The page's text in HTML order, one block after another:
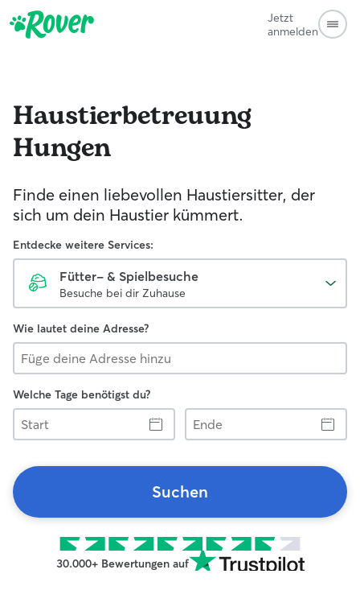
Jetzt
anmelden
Haustierbetreuung
Hungen
Finde einen liebevollen Haustiersitter, der
sich um dein Haustier kümmert.
Entdecke weitere Services:
Fütter- & Spielbesuche
Besuche bei dir Zuhause
Wie lautet deine Adresse?
Welche Tage benötigst du?
Start
Ende
Suchen
30.000+ Bewertungen auf